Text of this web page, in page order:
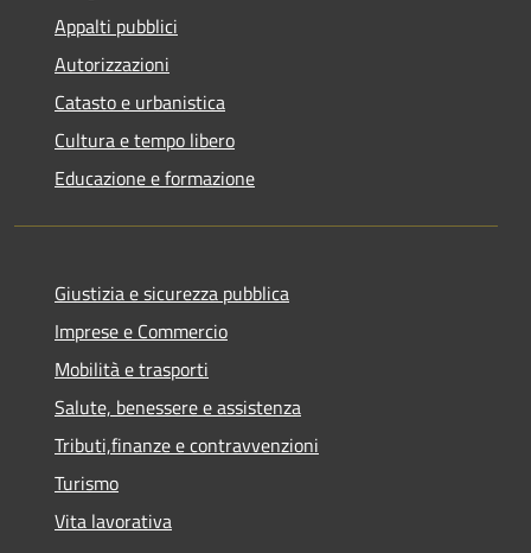
Appalti pubblici
Autorizzazioni
Catasto e urbanistica
Cultura e tempo libero
Educazione e formazione
Giustizia e sicurezza pubblica
Imprese e Commercio
Mobilità e trasporti
Salute, benessere e assistenza
Tributi,finanze e contravvenzioni
Turismo
Vita lavorativa